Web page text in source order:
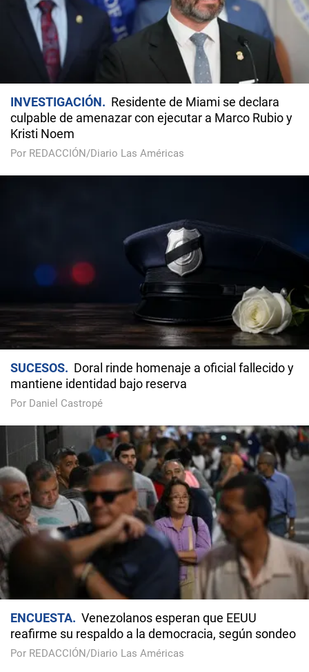
INVESTIGACIÓN
Residente de Miami se declara
culpable de amenazar con ejecutar a Marco Rubio y
Kristi Noem
Por REDACCIÓN/Diario Las Américas
SUCESOS
Doral rinde homenaje a oficial fallecido y
mantiene identidad bajo reserva
Por Daniel Castropé
ENCUESTA
Venezolanos esperan que EEUU
reafirme su respaldo a la democracia, según sondeo
Por REDACCIÓN/Diario Las Américas